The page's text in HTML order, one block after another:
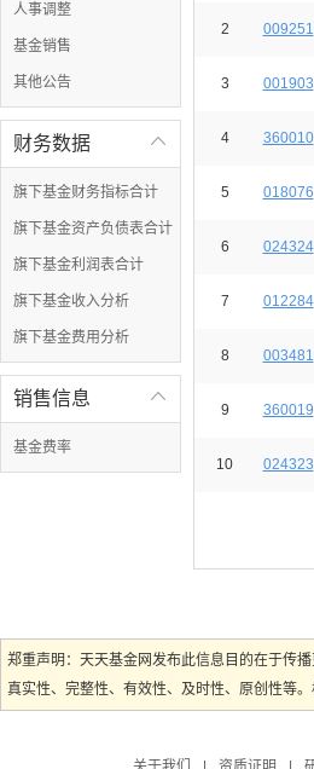
人事调整
基金销售
其他公告

财务数据
旗下基金财务指标合计
旗下基金资产负债表合计
旗下基金利润表合计
旗下基金收入分析
旗下基金费用分析

销售信息
基金费率
2 009251
3 001903
4 360010
5 018076
6 024324
7 012284
8 003481
9 360019
10 024323
郑重声明：天天基金网发布此信息目的在于传
真实性、完整性、有效性、及时性、原创性等